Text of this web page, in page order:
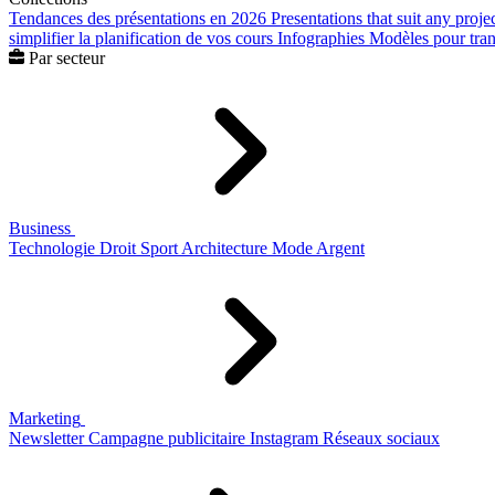
Tendances des présentations en 2026 Presentations that suit any
simplifier la planification de vos cours Infographies Modèles pour
Par secteur
Business
Technologie Droit Sport Architecture Mode Argent
Marketing
Newsletter Campagne publicitaire Instagram Réseaux sociaux